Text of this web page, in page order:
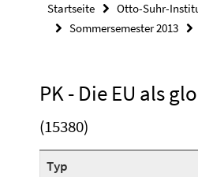
Startseite Otto-Suhr-
Sommersemester 2013
PK - Die EU als
(15380)
Typ